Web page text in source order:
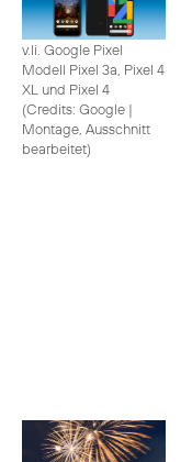
v.li. Google Pixel
Modell Pixel 3a, Pixel 4
XL und Pixel 4
(Credits: Google |
Montage, Ausschnitt
bearbeitet)